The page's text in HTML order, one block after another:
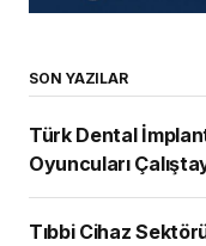
SON YAZILAR
Türk Dental
Oyuncuları
Tıbbi Cihaz